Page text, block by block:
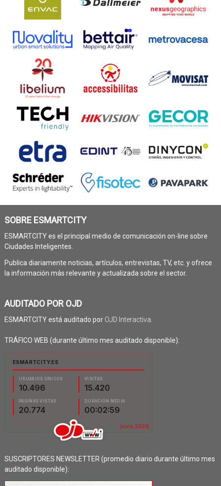
SOBRE ESMARTCITY
ESMARTCITY es el principal medio de comunicación on-line sobre
Ciudades Inteligentes.
Publica diariamente noticias, artículos, entrevistas, TV, etc. y ofrece
la información más relevante y actualizada sobre el sector.
AUDITADO POR OJD
ESMARTCITY está auditado por OJD Interactiva
TRÁFICO WEB (durante último mes auditado disponible):
SUSCRIPTORES NEWSLETTER (promedio diario durante último mes
auditado disponible):